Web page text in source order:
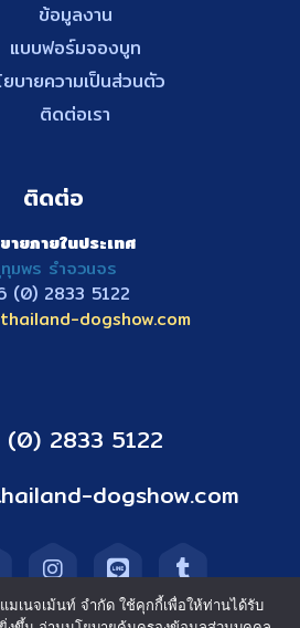
ข้อมูลงาน
แบบฟอร์มจองบูท
ยบายความเป็นส่วนตัว
ติดต่อเรา
ติดต่อ
ายภายในประเทศ
มพร รำจวนจร
(0) 2833 5122
dogshow.com
(0) 2833 5122
dogshow.com
เนจเม้นท์ จำกัด ใช้คุกกี้เพื่อให้ท่านได้รับ